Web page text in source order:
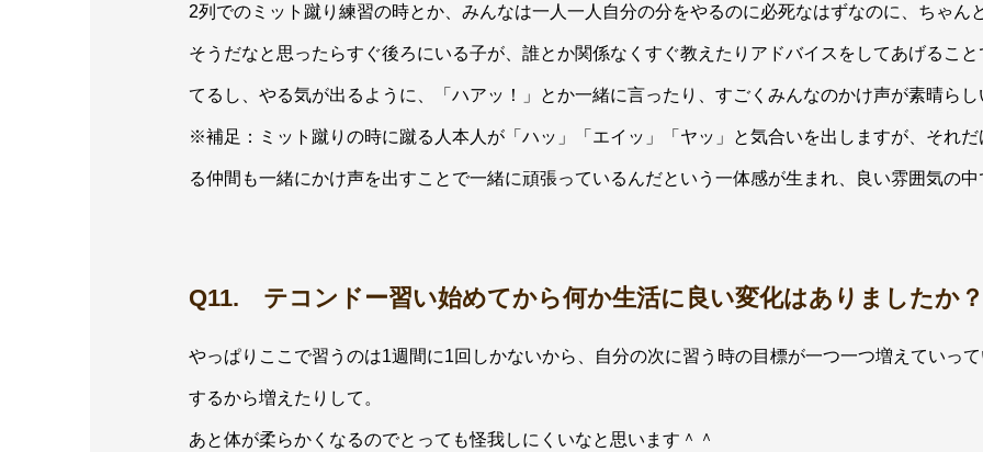
2列でのミット蹴り練習の時とか、みんなは一人一人自分の分をやるのに必死なはずなのに、ちゃん
そうだなと思ったらすぐ後ろにいる子が、誰とか関係なくすぐ教えたりアドバイスをしてあげるこ
てるし、やる気が出るように、「ハアッ！」とか一緒に言ったり、すごくみんなのかけ声が素晴らし
※補足：ミット蹴りの時に蹴る人本人が「ハッ」「エイッ」「ヤッ」と気合いを出しますが、それ
る仲間も一緒にかけ声を出すことで一緒に頑張っているんだという一体感が生まれ、良い雰囲気の中
Q11. テコンドー習い始めてから何か生活に良い変化はありましたか？
やっぱりここで習うのは1週間に1回しかないから、自分の次に習う時の目標が一つ一つ増えていっ
するから増えたりして。
あと体が柔らかくなるのでとっても怪我しにくいなと思います＾＾